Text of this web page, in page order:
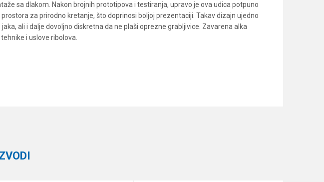
sa dlakom. Nakon brojnih prototipova i testiranja, upravo je ova udica potpuno
za prirodno kretanje, što doprinosi boljoj prezentaciji. Takav dizajn ujedno
ali i dalje dovoljno diskretna da ne plaši oprezne grabljivice. Zavarena alka
i uslove ribolova.